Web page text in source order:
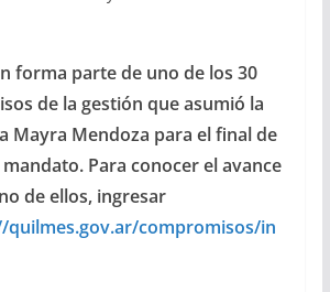
forma parte de uno de los 30
de la gestión que asumió la
Mayra Mendoza para el final de
Para conocer el avance
de ellos, ingresar
quilmes.gov.ar/compromisos/in